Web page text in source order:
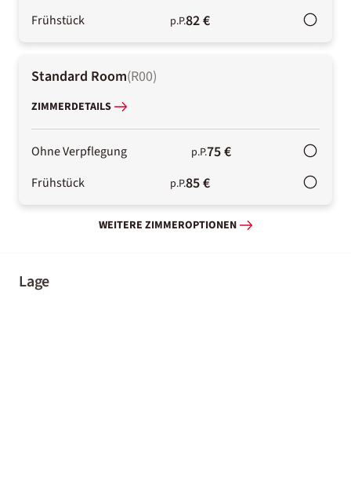
Frühstück p.P.82 €
Standard Room(R00)
ZIMMERDETAILS
Ohne Verpflegung p.P.75 €
Frühstück p.P.85 €
WEITERE ZIMMEROPTIONEN
Lage